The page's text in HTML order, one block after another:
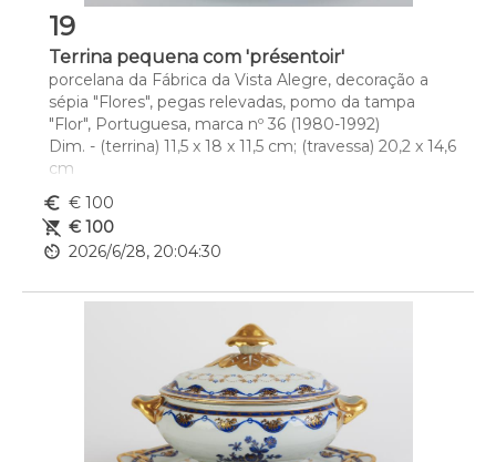
19
Terrina pequena com 'présentoir'
porcelana da Fábrica da Vista Alegre, decoração a
sépia "Flores", pegas relevadas, pomo da tampa
"Flor", Portuguesa, marca nº 36 (1980-1992)
Dim. - (terrina) 11,5 x 18 x 11,5 cm; (travessa) 20,2 x 14,6
cm
euro_symbol € 100
remove_shopping_cart € 100
av_timer 2026/6/28, 20:04:30